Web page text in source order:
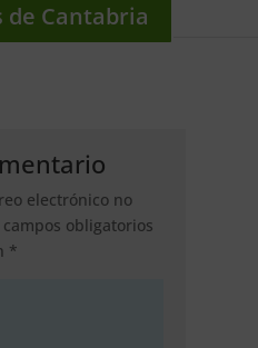
de Cantabria
electrónico no
campos obligatorios
*